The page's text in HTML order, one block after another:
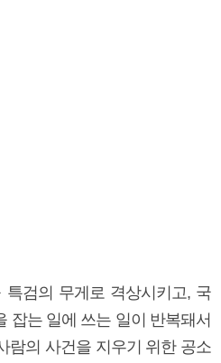
특검의 무게로 격상시키고, 국
잡는 일에 쓰는 일이 반복돼서
람의 사건을 지우기 위한 공소